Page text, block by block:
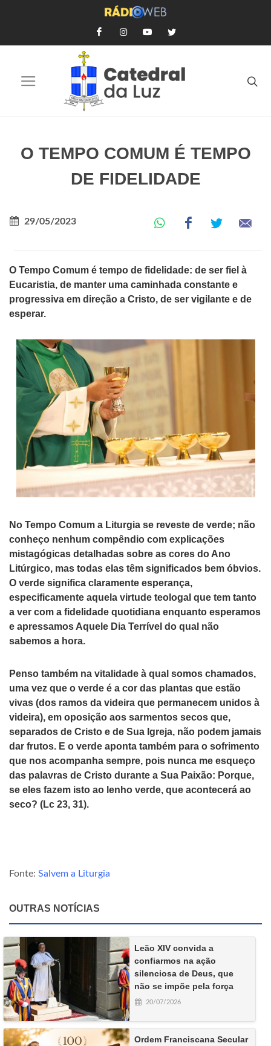
O TEMPO COMUM É TEMPO
DE FIDELIDADE
29/05/2023
O Tempo Comum é tempo de fidelidade: de ser fiel à
Eucaristia, de manter uma caminhada constante e
progressiva em direção a Cristo, de ser vigilante e de
esperar.
No Tempo Comum a Liturgia se reveste de verde; não
conheço nenhum compêndio com explicações
mistagógicas detalhadas sobre as cores do Ano
Litúrgico, mas todas elas têm significados bem óbvios.
O verde significa claramente esperança,
especificamente aquela virtude teologal que tem tanto
a ver com a fidelidade quotidiana enquanto esperamos
e apressamos Aquele Dia Terrível do qual não
sabemos a hora.
Penso também na vitalidade à qual somos chamados,
uma vez que o verde é a cor das plantas que estão
vivas (dos ramos da videira que permanecem unidos à
videira), em oposição aos sarmentos secos que,
separados de Cristo e de Sua Igreja, não podem jamais
dar frutos. E o verde aponta também para o sofrimento
que nos acompanha sempre, pois nunca me esqueço
das palavras de Cristo durante a Sua Paixão: Porque,
se eles fazem isto ao lenho verde, que acontecerá ao
seco? (Lc 23, 31).
Fonte: Salvem a Liturgia
OUTRAS NOTÍCIAS
Leão XIV convida a
confiarmos na ação
silenciosa de Deus, que
não se impõe pela força
20/07/2026
Ordem Franciscana Secular